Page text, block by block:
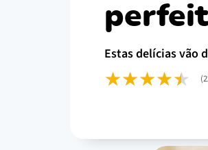
estas delícias vão